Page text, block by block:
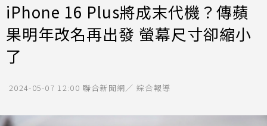
iPhone 16 Plus將成末代機？傳蘋
果明年改名再出發 螢幕尺寸卻縮小
了
2024-05-07 12:00 聯合新聞網／ 綜合報導